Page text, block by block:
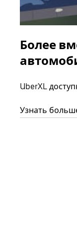
Более
UberXL
Узнать